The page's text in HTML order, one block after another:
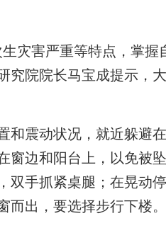
害严重等特点，掌握
究院院长马宝成提示，
震动状况，就近躲避
窗边和阳台上，以免被
双手抓紧桌腿；在晃动
出，要选择步行下楼。